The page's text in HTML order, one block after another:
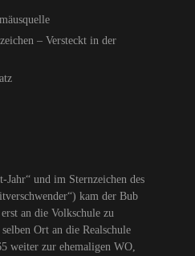
– Versteckt in der
Jahr“ und im Sternzeichen des
kam der Bub
an die Volkschule zu
Ort an die Realschule
weiter zur ehemaligen WO,